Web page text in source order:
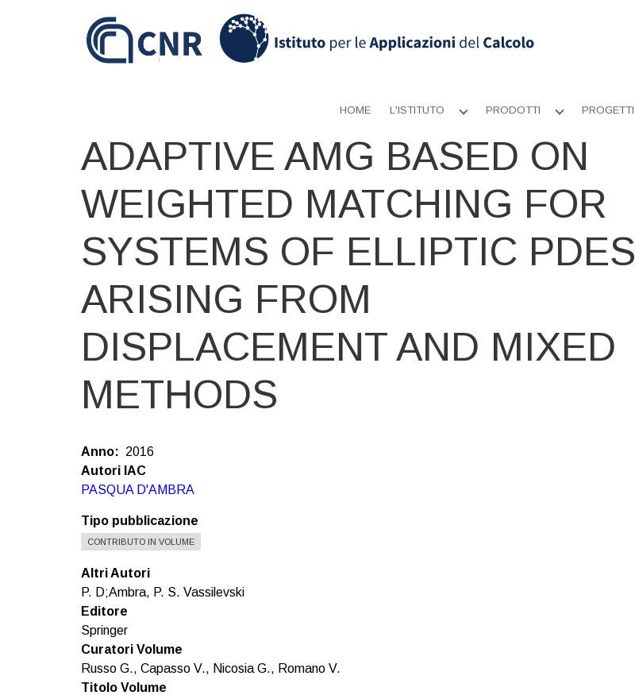
HOME L'ISTITUTO
Apri
PRODOTTI
Apri
PROGETTI
ADAPTIVE AMG BASED ON
WEIGHTED MATCHING FOR
SYSTEMS OF ELLIPTIC PDES
ARISING FROM
DISPLACEMENT AND MIXED
METHODS
Anno
2016
Autori IAC
PASQUA D'AMBRA
Tipo pubblicazione
CONTRIBUTO IN VOLUME
Altri Autori
P. D;Ambra, P. S. Vassilevski
Editore
Springer
Curatori Volume
Russo G., Capasso V., Nicosia G., Romano V.
Titolo Volume